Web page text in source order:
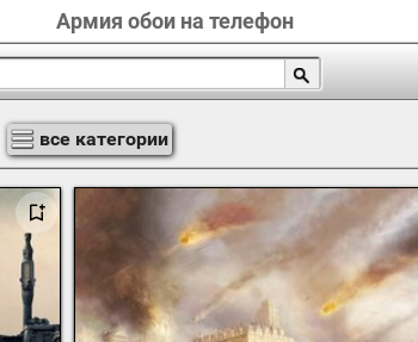
Армия обои на телефон
все категории